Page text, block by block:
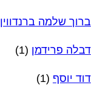
ברוך שלמה ברנדווין
דבלה פרידמן (1)
דוד יוסף (1)